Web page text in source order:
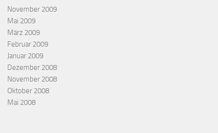
November 2009
Mai 2009
März 2009
Februar 2009
Januar 2009
Dezember 2008
November 2008
Oktober 2008
Mai 2008